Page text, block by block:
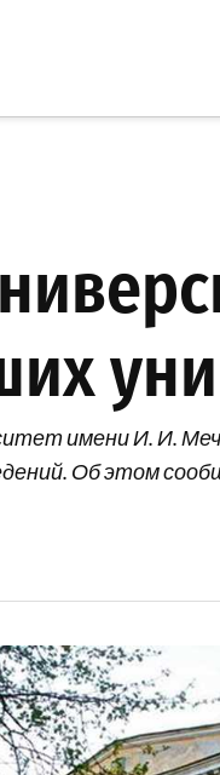
имени И. И.
Об этом